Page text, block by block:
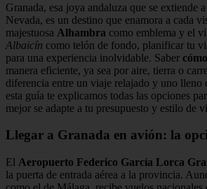
Granada, esa joya andaluza que se extiende
Nevada, es un destino que enamora a cada
majestuosa Alhambra como emblema y el
Albaicín como telón de fondo, planificar tu
para una experiencia inolvidable. Saber
manera eficiente, ya sea por aire, tierra o
diferencia entre un viaje relajado y uno lleno
esta guía te explicamos todas las opciones
mejor se adapte a tu presupuesto y estilo de
Llegar a Granada en avión: la
El Aeropuerto Federico García Lorca
la puerta de entrada aérea a la provincia.